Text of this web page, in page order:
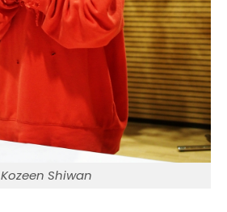
Kozeen Shiwan